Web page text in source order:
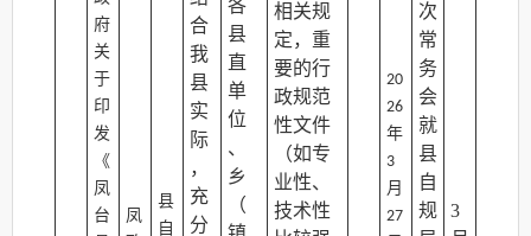
府
关
于
印
发
《
凤
台
凤
县
自
合
我
县
实
际
，
充
分
各
县
直
单
位
、
乡
（
相关规
定，重
要的行
政规范
性文件
（如专
业性、
技术性
20
26
年
3
月
27
次
常
务
会
就
县
自
规
3